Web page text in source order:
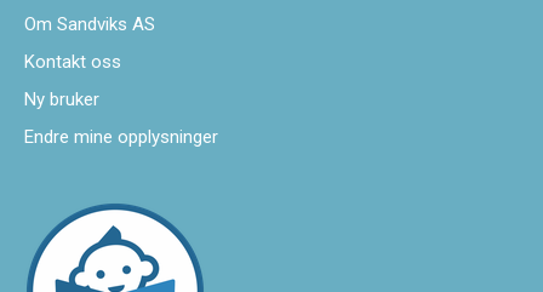
Om Sandviks AS
Kontakt oss
Ny bruker
Endre mine opplysninger